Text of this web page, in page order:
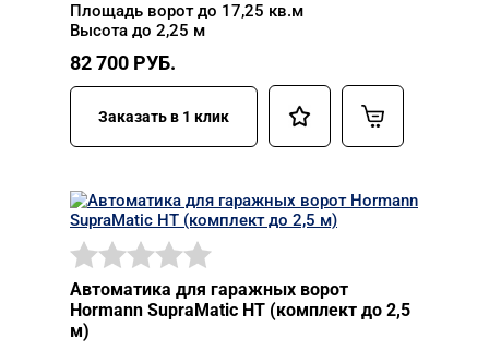
Площадь ворот до 17,25 кв.м
Высота до 2,25 м
82 700 РУБ.
Заказать в 1 клик
Автоматика для гаражных ворот
Hormann SupraMatic HT (комплект до 2,5
м)